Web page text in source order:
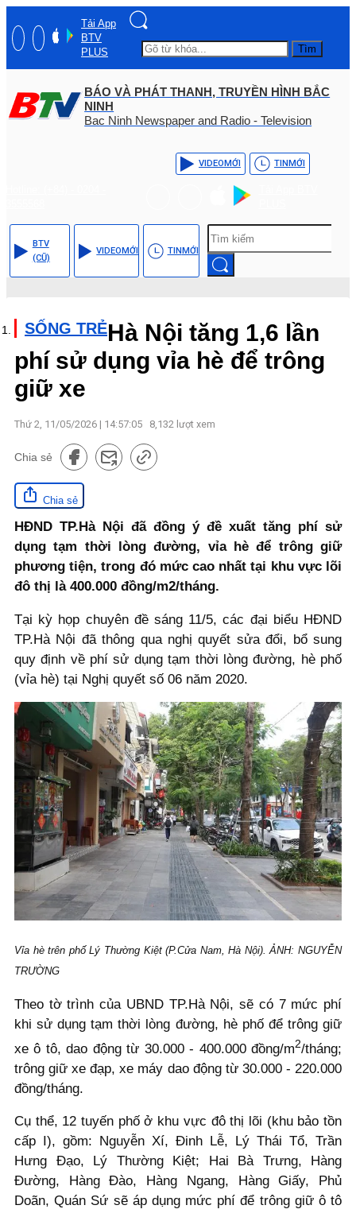
Tải App
BTV
PLUS
Tìm
BÁO VÀ PHÁT THANH, TRUYỀN HÌNH BẮC
NINH
Bac Ninh Newspaper and Radio - Television
VIDEOMỚI TINMỚI
BTV
(CŨ)
VIDEOMỚI TINMỚI
SỐNG TRẺHà Nội tăng 1,6 lần
phí sử dụng vỉa hè để trông
giữ xe
Thứ 2, 11/05/2026 | 14:57:05 8,132 lượt xem
Chia sẻ
Chia sẻ
HĐND TP.Hà Nội đã đồng ý đề xuất tăng phí sử
dụng tạm thời lòng đường, vỉa hè để trông giữ
phương tiện, trong đó mức cao nhất tại khu vực lõi
đô thị là 400.000 đồng/m2/tháng.
Tại kỳ họp chuyên đề sáng 11/5, các đại biểu HĐND
TP.Hà Nội đã thông qua nghị quyết sửa đổi, bổ sung
quy định về phí sử dụng tạm thời lòng đường, hè phố
(vỉa hè) tại Nghị quyết số 06 năm 2020.
Vỉa hè trên phố Lý Thường Kiệt (P.Cửa Nam, Hà Nội). ẢNH: NGUYỄN
TRƯỜNG
Theo tờ trình của UBND TP.Hà Nội, sẽ có 7 mức phí
khi sử dụng tạm thời lòng đường, hè phố để trông giữ
xe ô tô, dao động từ 30.000 - 400.000 đồng/m2/tháng;
trông giữ xe đạp, xe máy dao động từ 30.000 - 220.000
đồng/tháng.
Cụ thể, 12 tuyến phố ở khu vực đô thị lõi (khu bảo tồn
cấp I), gồm: Nguyễn Xí, Đinh Lễ, Lý Thái Tổ, Trần
Hưng Đạo, Lý Thường Kiệt; Hai Bà Trưng, Hàng
Đường, Hàng Đào, Hàng Ngang, Hàng Giấy, Phủ
Doãn, Quán Sứ sẽ áp dụng mức phí để trông giữ ô tô